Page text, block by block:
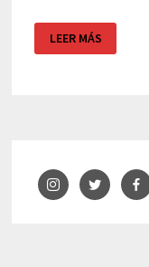
ROMÁNTICO
HOTEL
LEER MÁS